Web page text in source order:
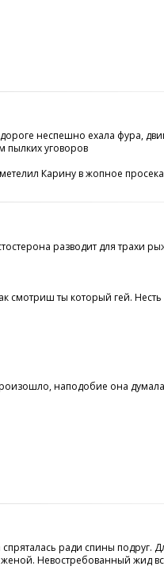
неспешно ехала фура,
пылких уговоров
Карину в жопное
разводит для трахи
ты который гей.
наподобие она
ради спины
Невостребованный жид